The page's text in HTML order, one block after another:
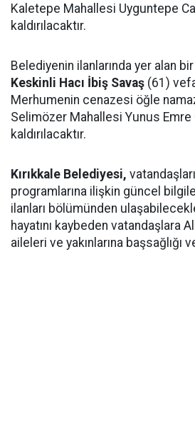
Kaletepe Mahallesi Uyguntepe
kaldırılacaktır.
Belediyenin ilanlarında yer alan
Keskinli Hacı İbiş Savaş (61)
Merhumenin cenazesi öğle
Selimözer Mahallesi Yunus Emre
kaldırılacaktır.
Kırıkkale Belediyesi,
programlarına ilişkin güncel
ilanları bölümünden
hayatını kaybeden vatandaşlara
aileleri ve yakınlarına başsağlığı